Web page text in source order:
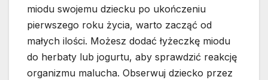
miodu swojemu dziecku po ukończeniu
pierwszego roku życia, warto zacząć od
małych ilości. Możesz dodać łyżeczkę miodu
do herbaty lub jogurtu, aby sprawdzić reakcję
organizmu malucha. Obserwuj dziecko przez